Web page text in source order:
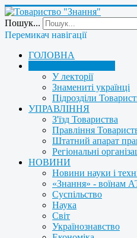
Пошук...
Перемикач навігації
ГОЛОВНА
У лекторії
Знамениті українці
Підрозділи
УПРАВЛІННЯ
З'їзд Товариства
Правління
Штатний апарат
Регіональні
НОВИНИ
Новини науки і
«Знання» - воїнам
Суспільство
Наука
Світ
Українознавство